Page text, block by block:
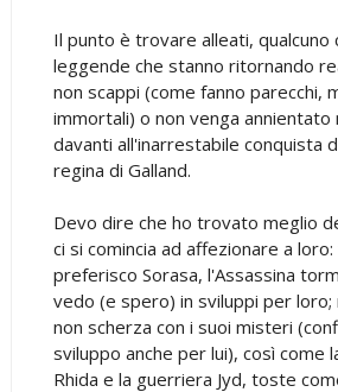
Il punto è trovare alleati, qualcuno
leggende che stanno ritornando
non scappi (come fanno parecchi,
immortali) o non venga
davanti all'inarrestabile conquista
regina di Galland.
Devo dire che ho trovato meglio
ci si comincia ad affezionare a
preferisco Sorasa, l'Assassina
vedo (e spero) in sviluppi per loro;
non scherza con i suoi misteri
sviluppo anche per lui), così come
Rhida e la guerriera Jyd, toste